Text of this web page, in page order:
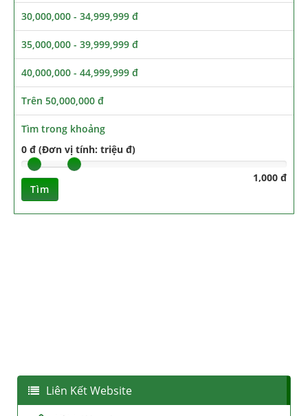
30,000,000 - 34,999,999 đ
35,000,000 - 39,999,999 đ
40,000,000 - 44,999,999 đ
Trên 50,000,000 đ
Tìm trong khoảng
0 đ (Đơn vị tính: triệu đ)
1,000 đ
Tìm
Liên Kết Website